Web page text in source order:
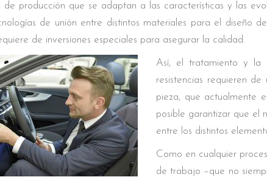
de producción que se adaptan a las características y las
de unión entre distintos materiales para el diseño
de inversiones especiales para asegurar la calidad.
Así, el tratamiento y la
resistencias requieren
pieza, que actualmente
posible garantizar que el
entre los distintos
Como en cualquier
de trabajo –que no